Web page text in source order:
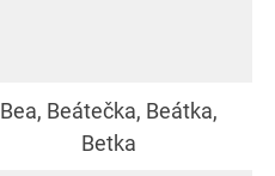
Bea, Beátečka, Beátka,
Betka